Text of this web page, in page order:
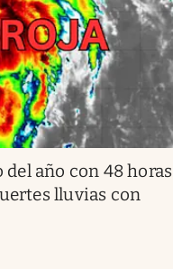
año con 48 horas
lluvias con